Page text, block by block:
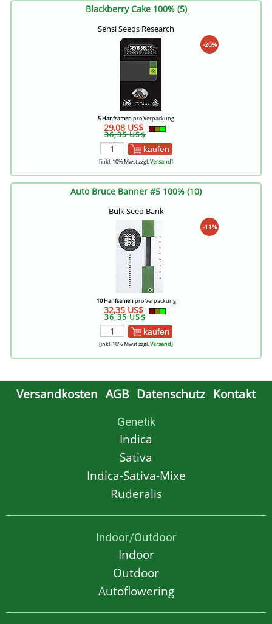
Blackberry Cake 100% (5)
Sensi Seeds Research
-20%
5 Hanfsamenpro Verpackung
29,08 US$
36,35 US$
kaufen
[inkl. 10% Mwst zzgl.Versand]
Auto Bruce Banner #5 100% (10)
Bulk Seed Bank
-11%
10 Hanfsamenpro Verpackung
32,35 US$
36,35 US$
kaufen
[inkl. 10% Mwst zzgl.Versand]
Versandkosten AGB Datenschutz Kontakt
Genetik
Indica
Sativa
Indica-Sativa-Mixe
Ruderalis
Indoor/Outdoor
Indoor
Outdoor
Autoflowering